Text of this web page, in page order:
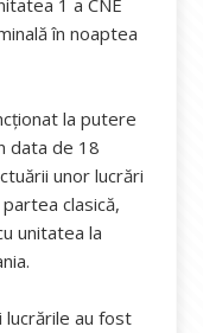
1 a CNE
în noaptea
la putere
data de 18
unor lucrări
clasică,
unitatea la
au fost